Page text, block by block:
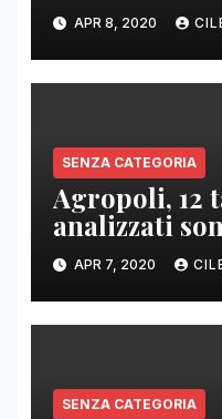
DI BASE
E SENZA
APR 8, 2020
SENZA CATEGORIA
Agropoli, 12
analizzati
APR 7, 2020
SENZA CATEGORIA